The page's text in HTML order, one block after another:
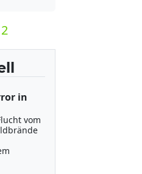
2
in
vom